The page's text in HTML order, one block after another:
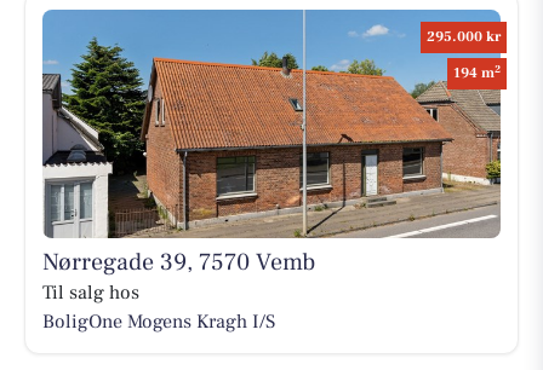
295.000 kr
194 m2
Nørregade 39, 7570 Vemb
Til salg hos
BoligOne Mogens Kragh I/S